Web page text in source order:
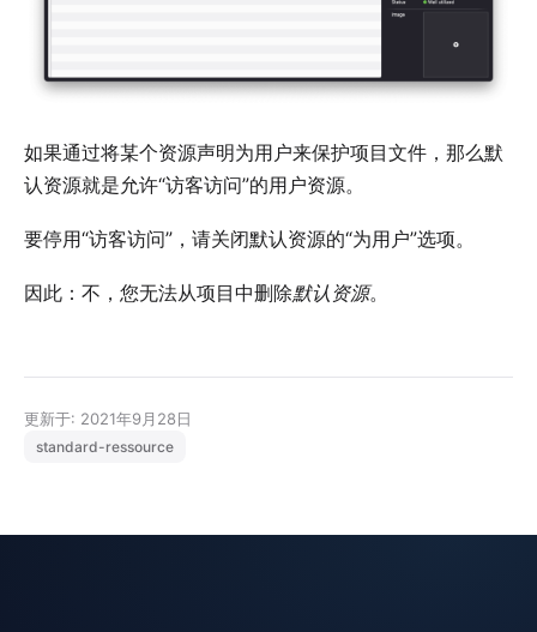
如果通过将某个资源声明为用户来保护项目文件，那么默
认资源就是允许“访客访问”的用户资源。
要停用“访客访问”，请关闭默认资源的“为用户”选项。
因此：不，您无法从项目中删除默认资源。
更新于: 2021年9月28日
standard-ressource